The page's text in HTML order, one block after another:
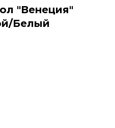
"Венеция"
Белый